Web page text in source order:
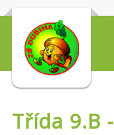
Třída 9.B